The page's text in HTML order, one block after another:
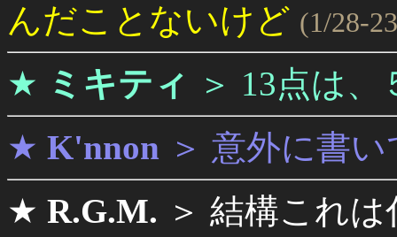
んだことないけど (1/28-
★ ミキティ ＞ 13点は、
★ K'nnon ＞ 意外に書
★ R.G.M. ＞ 結構これ